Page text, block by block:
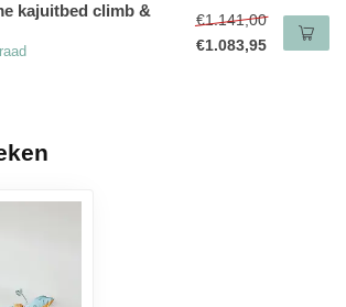
kajuitbed climb &
€1.141,00
€1.083,95